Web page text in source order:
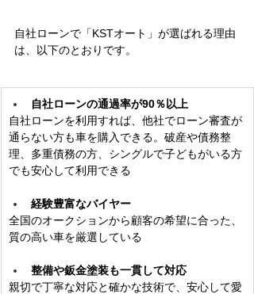
自社ローンで「KSTオート」が選ばれる理由
は、以下のとおりです。
自社ローンの通過率が90％以上
自社ローンを利用すれば、他社でローン審査が
通らない方も車を購入できる。破産や債務整
理、多重債務の方、シングルで子どもがいる方
でも安心して利用できる
経験豊富なバイヤー
全国のオークションから顧客の希望に合った、
質の高い車を厳選している
整備や鈑金塗装も一貫して対応
親切で丁寧な対応と確かな技術で、安心して愛